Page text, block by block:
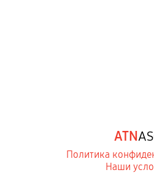
ATN
Политика
Наши